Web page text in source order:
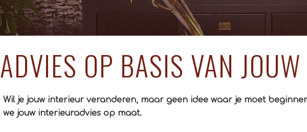
ADVIES OP BASIS VAN
Wil je jouw interieur veranderen, maar geen idee waar je moet
we jouw interieuradvies op maat.